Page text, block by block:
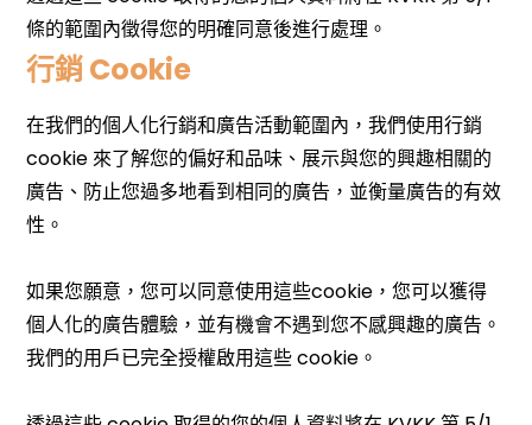
行銷 Cookie